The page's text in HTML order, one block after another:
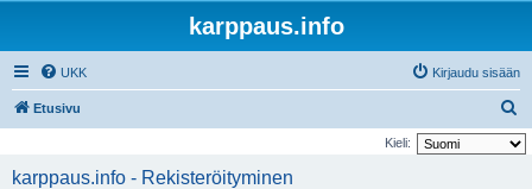
karppaus.info
UKK Kirjaudu sisään
Etusivu
t
Kieli:
karppaus.info - Rekisteröityminen